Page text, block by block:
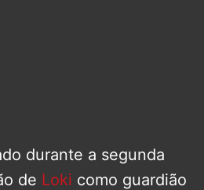
durante a segunda
de Loki como guardião